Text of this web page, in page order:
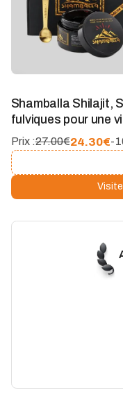
Shamballa Shilajit,
fulviques pour une
Prix :27.00€24.30€-